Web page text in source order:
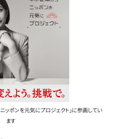
ッポンを元気にプロジェクト」に参画してい
ます